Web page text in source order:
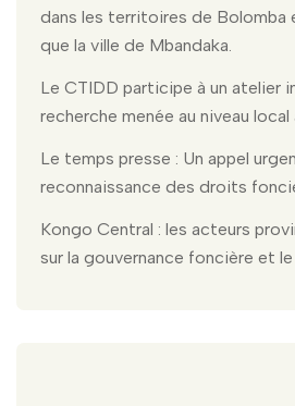
dans les territoires de Bolomba
que la ville de Mbandaka.
Le CTIDD participe à un atelier
recherche menée au niveau local
Le temps presse : Un appel
reconnaissance des droits
Kongo Central : les acteurs
sur la gouvernance foncière et le